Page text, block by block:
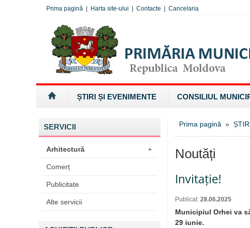
Prima pagină Harta site-ului Contacte Cancelaria
ȘTIRI ȘI EVENIMENTE CONSILIUL
SERVICII
Arhitectură +
Comerț
Publicitate
Alte servicii
Prima pagină »
Noutăți
Invitație!
Publicat: 28.06.2025
Municipiul Orhei va
29 iunie.